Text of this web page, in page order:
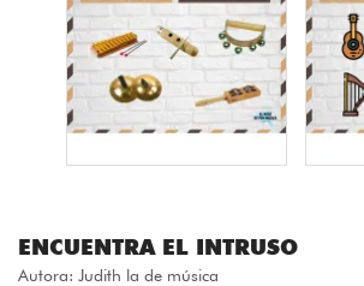
ENCUENTRA EL INTRUSO
Autora: Judith la de música